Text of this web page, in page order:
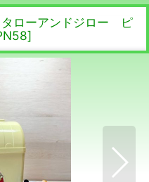
タローアンドジロー ピ
]